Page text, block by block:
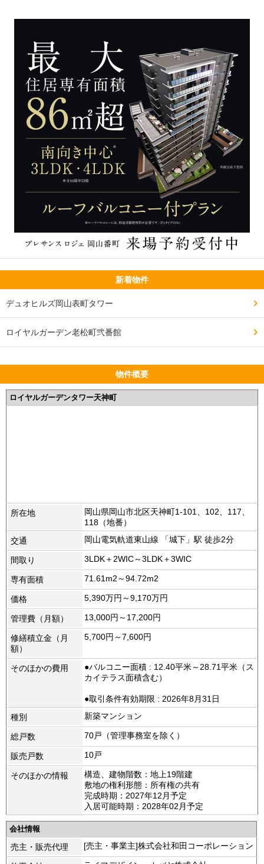
新着物件
デュオヒルズ岡山表町タワー
ロイヤルガーデン老松町弐番館
物件概要
ロイヤルガーデンタワー天神町
所在地
岡山県岡山市北区天神町1-101、102、117、
118（地番）
交通
岡山電気軌道東山線 「城下」駅 徒歩2分
間取り 3LDK＋2WIC～3LDK＋3WIC
専有面積 71.61m2～94.72m2
価格 5,390万円～9,170万円
管理費（月額） 13,000円～17,200円
修繕積立金（月
額）
5,700円～7,600円
そのほかの費用
●バルコニー面積 : 12.40平米～28.71平米（ス
カイテラス面積含む）
●取引条件有効期限 : 2026年8月31日
種別
新築マンション
総戸数 70戸（管理事務室を除く）
販売戸数 10戸
そのほかの情報
構造、建物階数：地上19階建
敷地の権利形態：所有権の共有
完成時期：2027年12月予定
入居可能時期：2028年02月予定
会社情報
売主・販売代理 [売主・事業主]株式会社和田コーポレーション